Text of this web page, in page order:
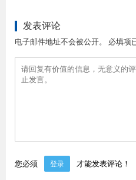
发表评论
电子邮件地址不会被公开。 必填项
您必须 登录 才能发表评论！